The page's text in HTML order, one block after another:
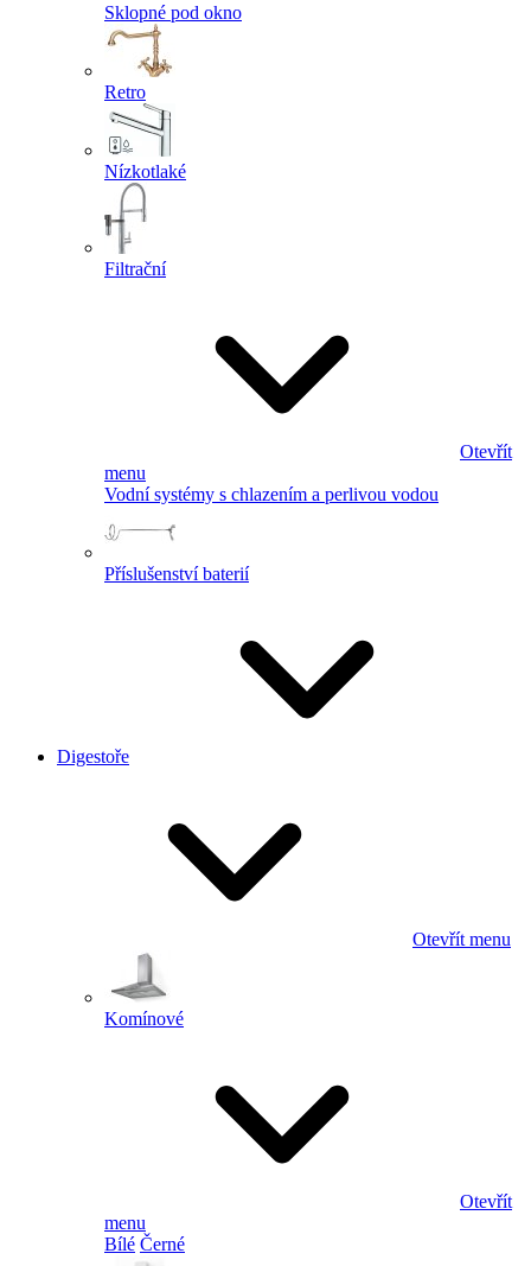
Sklopné pod okno
Retro
Nízkotlaké
Filtrační
Otevřít
menu
Vodní systémy s chlazením a perlivou vodou
Příslušenství baterií
Digestoře
Otevřít menu
Komínové
Otevřít
menu
Bílé Černé